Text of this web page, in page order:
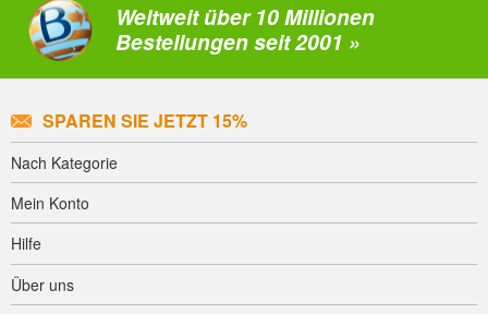
Weltweit über 10 Millionen
Bestellungen seit 2001 »
SPAREN SIE JETZT 15%
Nach Kategorie
Mein Konto
Hilfe
Über uns